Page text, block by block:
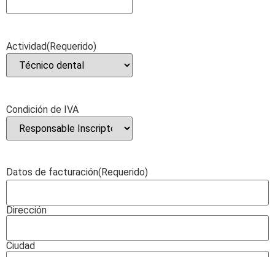
Actividad(Requerido)
Condición de IVA
Datos de facturación(Requerido)
Dirección
Ciudad